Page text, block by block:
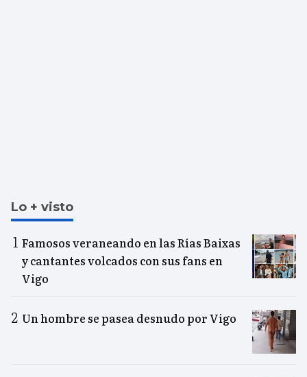
Lo + visto
Famosos veraneando en las Rías Baixas
y cantantes volcados con sus fans en
Vigo
Un hombre se pasea desnudo por Vigo